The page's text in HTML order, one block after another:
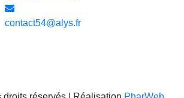
contact54@alys.fr